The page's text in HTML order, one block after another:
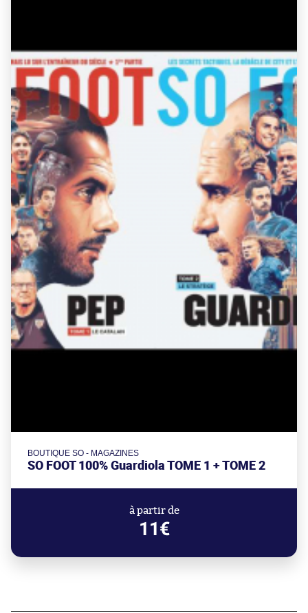
BOUTIQUE SO - MAGAZINES
SO FOOT 100% Guardiola TOME 1 + TOME 2
à partir de
11€